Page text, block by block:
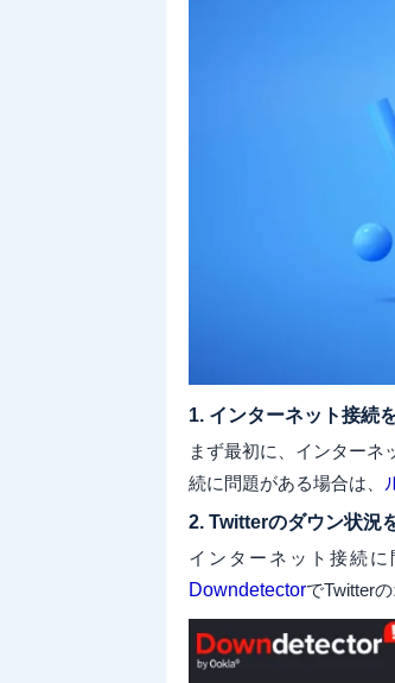
1. インターネット接続
まず最初に、インターネ
続に問題がある場合は、
2. Twitterのダウン状況
インターネット接続に
DowndetectorでTwitter